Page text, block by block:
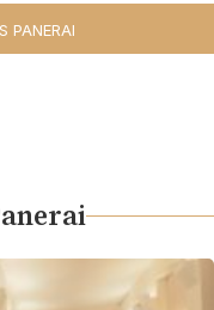
PANERAI